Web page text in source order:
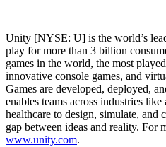
Unity [NYSE: U] is the world’s
play for more than 3 billion
games in the world, the most
innovative console games, and
Games are developed, deployed,
enables teams across industries
healthcare to design, simulate,
gap between ideas and reality. For
www.unity.com.